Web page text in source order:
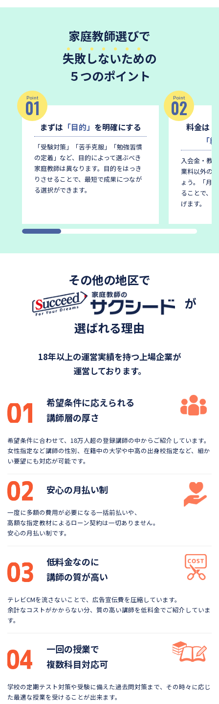
家庭教師選びで
失敗しないための
５つのポイント
Point
01
まずは 「目的」 を明確にする
「受験対策」「苦手克服」「勉強習慣
の定着」など、目的によって選ぶべき
家庭教師は異なります。 目的をはっき
りさせることで、最短で成果につなが
る選択ができます。
Point
02
料金は
「
入会金・教
業料以外の
ょう。
「月
ることで、
げます。
その他の地区で
が
選ばれる理由
18年以上の運営実績を持つ上場企業が
運営しております。
希望条件に応えられる
講師層の厚さ
希望条件に合わせて、18万人超の登録講師の中から ご紹介しています。
女性指定など講師の性別、在籍中の大学や中高の出身校指定など、細か
い要望にも対応が可能です。
安心の月払い制
一度に多額の費用が必要になる一括前払いや、
高額な指定教材によるローン契約は一切ありません。
安心の月払い制です。
低料金なのに
講師の質が高い
テレビCMを流さないことで、広告宣伝費を圧縮しています。
余計なコストがかからない分、質の高い講師を低料金でご紹介していま
す。
一回の授業で
複数科目対応可
学校の定期テスト対策や受験に備えた過去問対策まで、 その時々に応じ
た最適な授業を受けることが出来ます。